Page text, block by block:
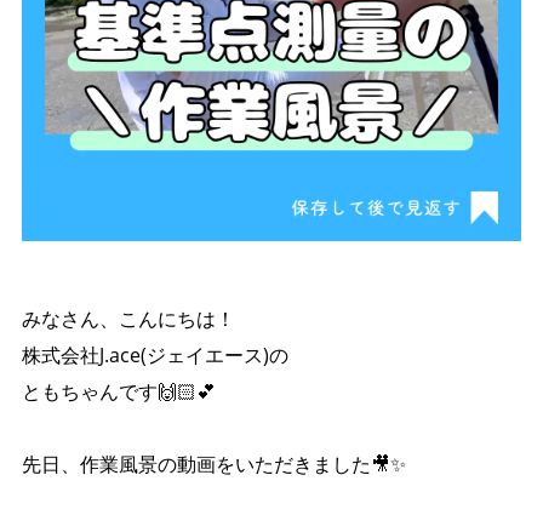
みなさん、こんにちは！
株式会社J.ace(ジェイエース)の
ともちゃんです🙌🏻︎‪💕
先日、作業風景の動画をいただきました🎥✨️